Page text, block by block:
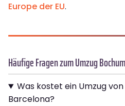
Europe der EU.
Häufige Fragen zum Umzug
Was kostet ein Umzug
Barcelona?